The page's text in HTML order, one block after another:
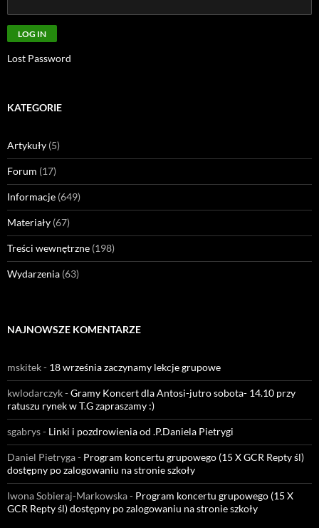
Lost Password
KATEGORIE
Artykuły (5)
Forum (17)
Informacje (649)
Materiały (67)
Treści wewnętrzne (198)
Wydarzenia (63)
NAJNOWSZE KOMENTARZE
mskitek- 18 września zaczynamy lekcje grupowe
kwlodarczyk-Gramy Koncert dla Antosi-jutro sobota- 14.10 przy
ratuszu rynek w T.G zapraszamy :)
sgabrys- Linki i pozdrowienia od .P.Daniela Pietrygi
Daniel Pietryga- Program koncertu grupowego (15 X GCR Repty śl)
dostępny po zalogowaniu na stronie szkoły
Iwona Sobieraj-Markowska- Program koncertu grupowego (15 X
GCR Repty śl) dostępny po zalogowaniu na stronie szkoły